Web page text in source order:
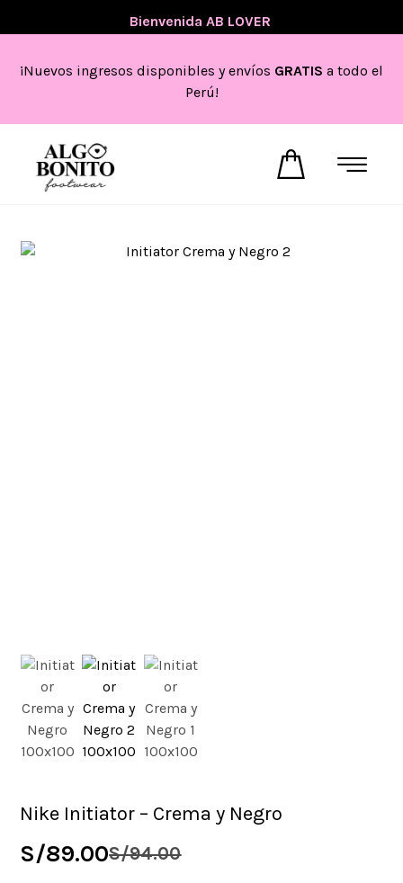
Bienvenida AB LOVER
¡Nuevos ingresos disponibles y envíos GRATIS a todo el
Perú!
Nike Initiator – Crema y Negro
S/94.00
S/89.00